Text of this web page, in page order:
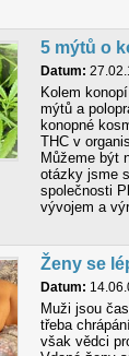
5 mýtů o
Datum:
Kolem
mýtů a
konopné
THC v
Můžeme být
otázky jsme
společnosti
vývojem a
Ženy se
Datum:
Muži jsou
třeba
však vědci